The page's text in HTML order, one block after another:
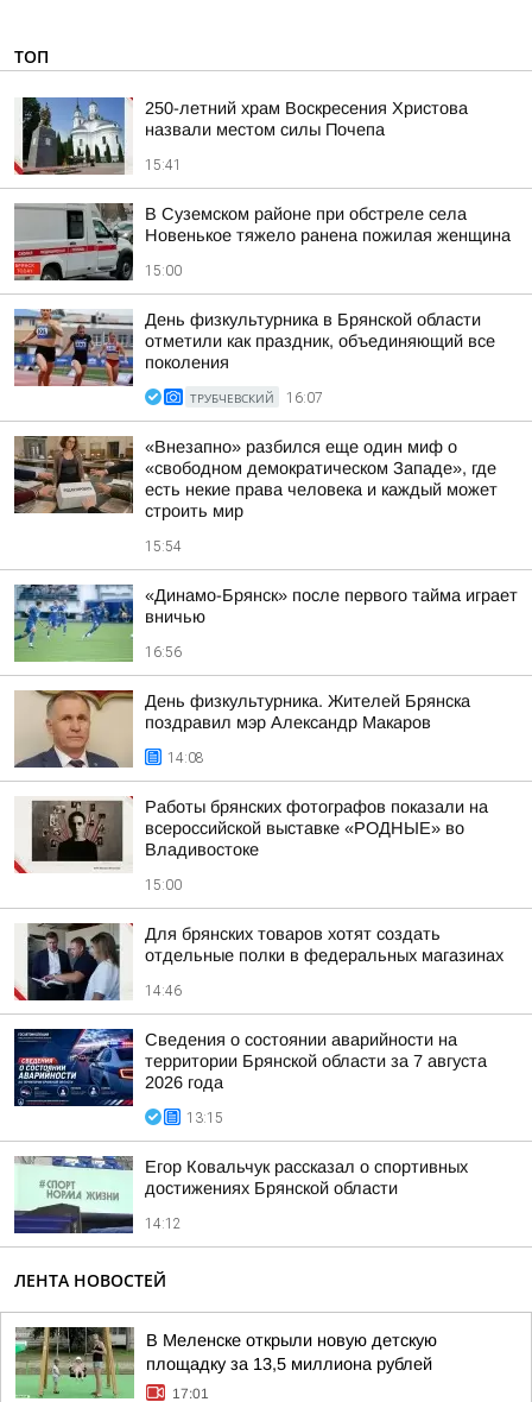
ТОП
250-летний храм Воскресения Христова
назвали местом силы Почепа
15:41
В Суземском районе при обстреле села
Новенькое тяжело ранена пожилая женщина
15:00
День физкультурника в Брянской области
отметили как праздник, объединяющий все
поколения
ТРУБЧЕВСКИЙ 16:07
«Внезапно» разбился еще один миф о
«свободном демократическом Западе», где
есть некие права человека и каждый может
строить мир
15:54
«Динамо-Брянск» после первого тайма играет
вничью
16:56
День физкультурника. Жителей Брянска
поздравил мэр Александр Макаров
14:08
Работы брянских фотографов показали на
всероссийской выставке «РОДНЫЕ» во
Владивостоке
15:00
Для брянских товаров хотят создать
отдельные полки в федеральных магазинах
14:46
Сведения о состоянии аварийности на
территории Брянской области за 7 августа
2026 года
13:15
Егор Ковальчук рассказал о спортивных
достижениях Брянской области
14:12
ЛЕНТА НОВОСТЕЙ
В Меленске открыли новую детскую
площадку за 13,5 миллиона рублей
17:01